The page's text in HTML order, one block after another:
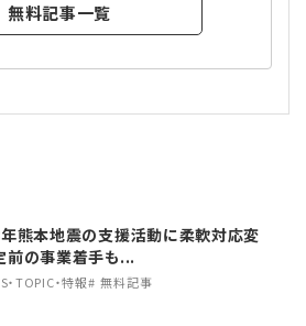
無料記事一覧
熊本地震の支援活動に柔軟対応変
前の事業着手も...
・TOPIC・特報 無料記事